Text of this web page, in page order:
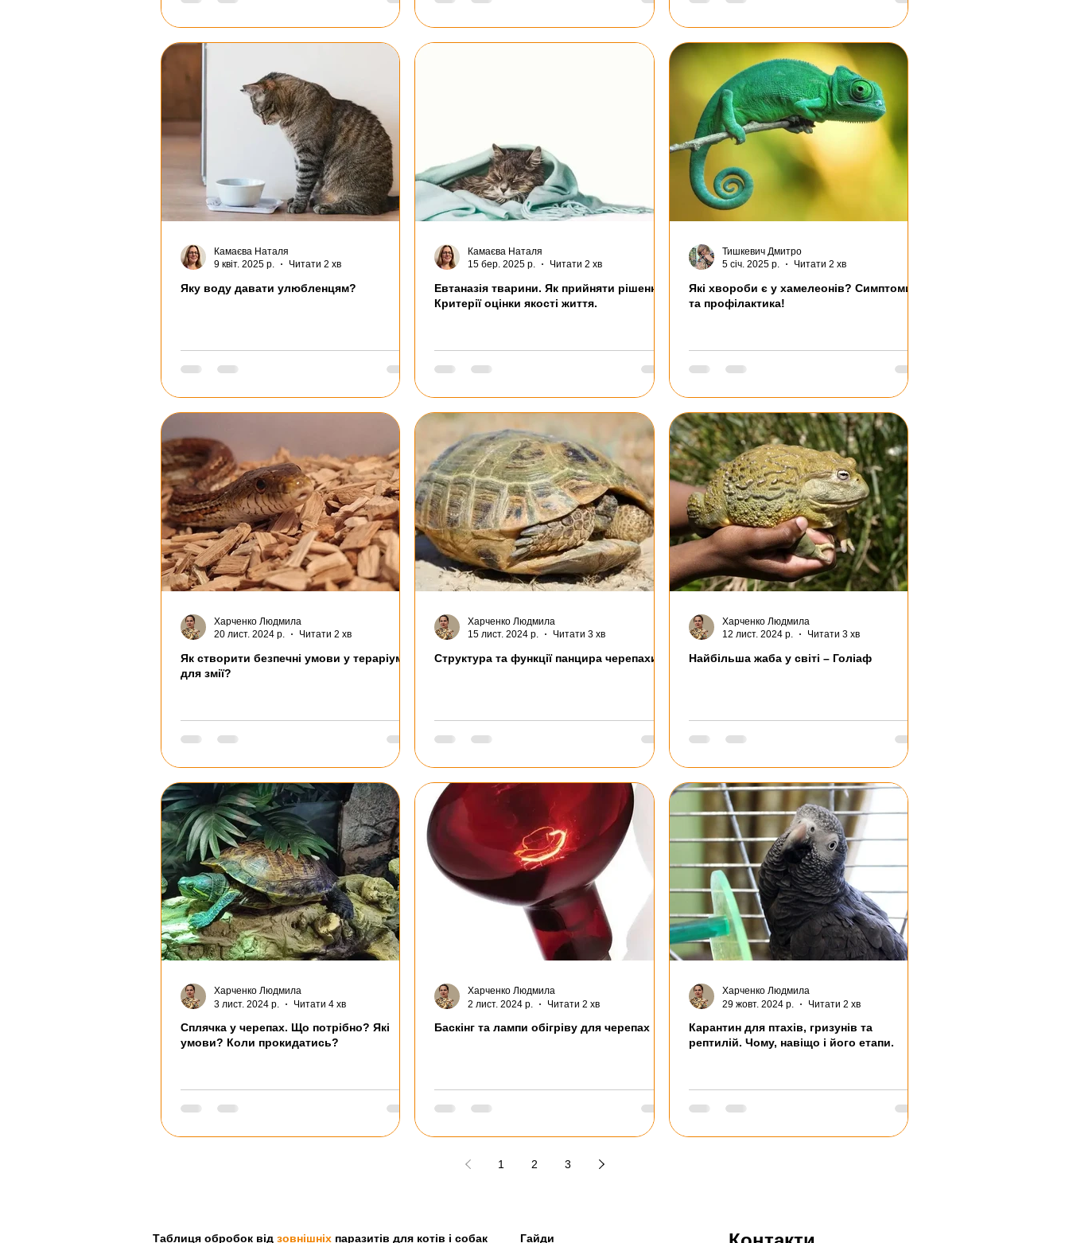
Яку воду давати улюбленцям?
Камаєва Наталя
9 квіт. 2025 р.
Читати 2 хв
Евтаназія тварини. Як прийняти рішення?
Критерії оцінки якості життя.
Камаєва Наталя
15 бер. 2025 р.
Читати 2 хв
Які хвороби є у хамелеонів? Симптоми
та профілактика!
Тишкевич Дмитро
5 січ. 2025 р.
Читати 2 хв
Як створити безпечні умови у тераріумі
для змії?
Харченко Людмила
20 лист. 2024 р.
Читати 2 хв
Структура та функції панцира черепахи
Харченко Людмила
15 лист. 2024 р.
Читати 3 хв
Найбільша жаба у світі – Голіаф
Харченко Людмила
12 лист. 2024 р.
Читати 3 хв
Сплячка у черепах. Що потрібно? Які
умови? Коли прокидатись?
Харченко Людмила
3 лист. 2024 р.
Читати 4 хв
Баскінг та лампи обігріву для черепах
Харченко Людмила
2 лист. 2024 р.
Читати 2 хв
Карантин для птахів, гризунів та
рептилій. Чому, навіщо і його етапи.
Харченко Людмила
29 жовт. 2024 р.
Читати 2 хв
1 2 3
Таблиця обробок від зовнішніх паразитів для котів і собак Гайди